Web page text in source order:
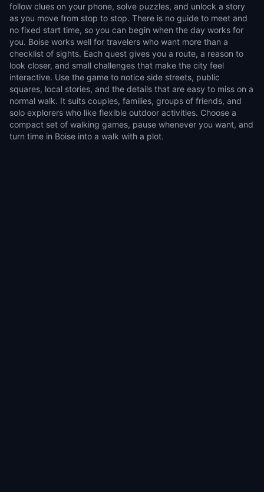
follow clues on your phone, solve puzzles, and unlock a story
as you move from stop to stop. There is no guide to meet and
no fixed start time, so you can begin when the day works for
you. Boise works well for travelers who want more than a
checklist of sights. Each quest gives you a route, a reason to
look closer, and small challenges that make the city feel
interactive. Use the game to notice side streets, public
squares, local stories, and the details that are easy to miss on a
normal walk. It suits couples, families, groups of friends, and
solo explorers who like flexible outdoor activities. Choose a
compact set of walking games, pause whenever you want, and
turn time in Boise into a walk with a plot.